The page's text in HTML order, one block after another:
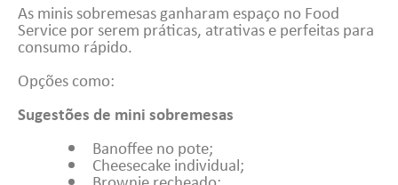
As minis sobremesas ganharam espaço no Food
Service por serem práticas, atrativas e perfeitas para
consumo rápido.
Opções como:
Sugestões de mini sobremesas
Banoffee no pote;
Cheesecake individual;